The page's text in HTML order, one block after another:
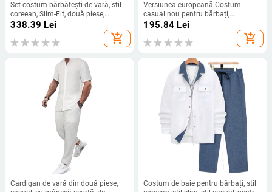
Set costum bărbătești de vară, stil
coreean, Slim-Fit, două piese,
mâneci scurte, guler plat, nasturi în
față cu trei butoane, țesătură
subțire, 65% fibre de acetat
338.39 Lei
add_shopping_cart
Versiunea europeană Costum
casual nou pentru bărbați,
Cardigan Amazon, jachetă plus
size, dorință stație independentă
japoneză și coreeană în stoc, rochie
195.84 Lei
add_shopping_cart
Cardigan de vară din două piese,
Costum de baie pentru bărbați, stil